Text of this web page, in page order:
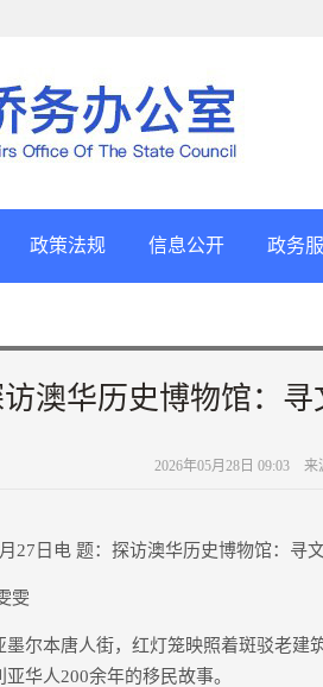
政策法规 信息公开 政务
澳华历史博物馆：
2026年05月28日 09:03 来
日电 题：探访澳华历史博物馆：寻
雯
本唐人街，红灯笼映照着斑驳老建
华人200余年的移民故事。